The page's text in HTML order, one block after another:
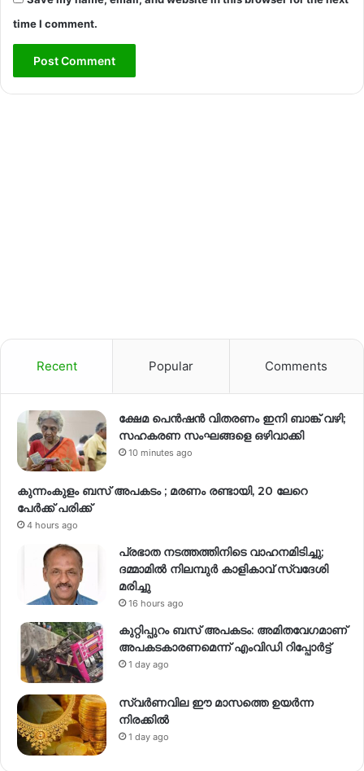
time I comment.
Recent Popular Comments
ക്ഷേമ പെൻഷൻ വിതരണം ഇനി ബാങ്ക് വഴി;
സഹകരണ സംഘങ്ങളെ ഒഴിവാക്കി
10 minutes ago
കുന്നംകുളം ബസ് അപകടം ; മരണം രണ്ടായി, 20 ലേറെ
പേർക്ക് പരിക്ക്
4 hours ago
പ്രഭാത നടത്തത്തിനിടെ വാഹനമിടിച്ചു;
ദമ്മാമിൽ നിലമ്പുർ കാളികാവ് സ്വദേശി
മരിച്ചു
16 hours ago
കുറ്റിപ്പുറം ബസ് അപകടം: അമിതവേഗമാണ്
അപകടകാരണമെന്ന് എംവിഡി റിപ്പോർട്ട്
1 day ago
സ്വര്‍ണവില ഈ മാസത്തെ ഉയര്‍ന്ന
നിരക്കില്‍
1 day ago